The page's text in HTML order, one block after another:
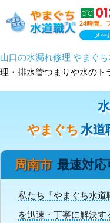
24時間、
メー
山口の水漏れ修理 やまぐち
理・排水管つまりや水のト
やまぐち 水道
周南市 最速対応
私たち「やまぐち水
を迅速・丁寧に解決